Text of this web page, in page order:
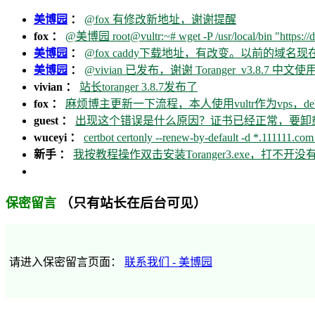
美博园 ： @fox 有修改新地址，谢谢提醒
fox ： @美博园 root@vultr:~# wget -P /usr/local/bin "https://
美博园 ： @fox caddy下载地址，有改变。以前的域名
美博园 ： @vivian 已发布，谢谢 Toranger_v3.8.7 中文使
vivian ： 站长toranger 3.8.7发布了
fox ： 麻烦博主更新一下流程，本人使用vultr作为vps，
guest ： 出现这个错误是什么原因？证书已经正常，要卸
wuceyi ： certbot certonly --renew-by-default -d
新手 ： 我按教程操作双击安装Toranger3.exe，打不开没
保密留言 （只有站长在后台可见）
请进入保密留言页面： 联系我们 - 美博园